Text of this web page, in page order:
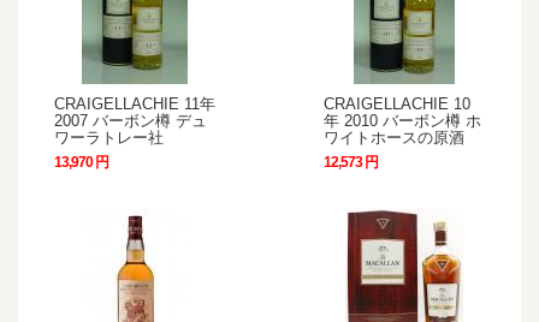
CRAIGELLACHIE 11年
2007 バーボン樽 デュ
ワーラトレー社
13,970 円
CRAIGELLACHIE 10
年 2010 バーボン樽 ホ
ワイトホースの原酒
12,573 円